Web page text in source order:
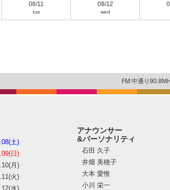
08/11
tue
08/12
wed
FM:中通り90.8MHz・
土)
日)
月)
火)
水)
アナウンサー
&パーソナリティ
石田 久子
井畑 美穂子
大本 愛惟
小川 栄一